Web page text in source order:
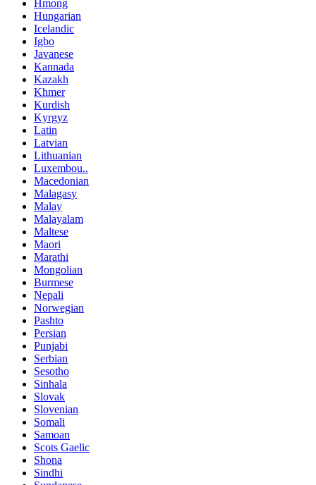
Hmong
Hungarian
Icelandic
Igbo
Javanese
Kannada
Kazakh
Khmer
Kurdish
Kyrgyz
Latin
Latvian
Lithuanian
Luxembou..
Macedonian
Malagasy
Malay
Malayalam
Maltese
Maori
Marathi
Mongolian
Burmese
Nepali
Norwegian
Pashto
Persian
Punjabi
Serbian
Sesotho
Sinhala
Slovak
Slovenian
Somali
Samoan
Scots Gaelic
Shona
Sindhi